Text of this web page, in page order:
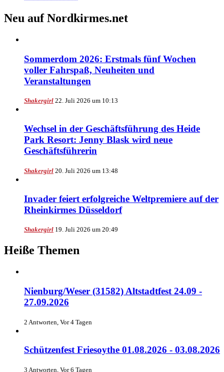
Neu auf Nordkirmes.net
Sommerdom 2026: Erstmals fünf Wochen
voller Fahrspaß, Neuheiten und
Veranstaltungen
Shakergirl 22. Juli 2026 um 10:13
Wechsel in der Geschäftsführung des Heide
Park Resort: Jenny Blask wird neue
Geschäftsführerin
Shakergirl 20. Juli 2026 um 13:48
Invader feiert erfolgreiche Weltpremiere auf der
Rheinkirmes Düsseldorf
Shakergirl 19. Juli 2026 um 20:49
Heiße Themen
Nienburg/Weser (31582) Altstadtfest 24.09 -
27.09.2026
2 Antworten, Vor 4 Tagen
Schützenfest Friesoythe 01.08.2026 - 03.08.2026
3 Antworten, Vor 6 Tagen